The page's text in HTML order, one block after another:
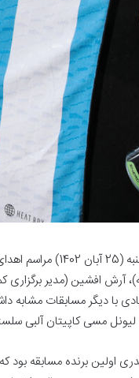
روز پنج‌شنبه
آرش افشین (مدیر برگزاری
با دیگر مسابقات مشابه
لیونل مسی کاپیتان آلبی